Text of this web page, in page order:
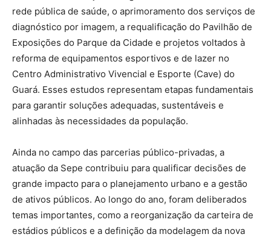
rede pública de saúde, o aprimoramento dos serviços de
diagnóstico por imagem, a requalificação do Pavilhão de
Exposições do Parque da Cidade e projetos voltados à
reforma de equipamentos esportivos e de lazer no
Centro Administrativo Vivencial e Esporte (Cave) do
Guará. Esses estudos representam etapas fundamentais
para garantir soluções adequadas, sustentáveis e
alinhadas às necessidades da população.
Ainda no campo das parcerias público-privadas, a
atuação da Sepe contribuiu para qualificar decisões de
grande impacto para o planejamento urbano e a gestão
de ativos públicos. Ao longo do ano, foram deliberados
temas importantes, como a reorganização da carteira de
estádios públicos e a definição da modelagem da nova